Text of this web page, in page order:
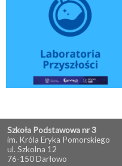
Szkoła Podstawowa nr 3
im. Króla Eryka Pomorskiego
ul. Szkolna 12
76-150 Darłowo